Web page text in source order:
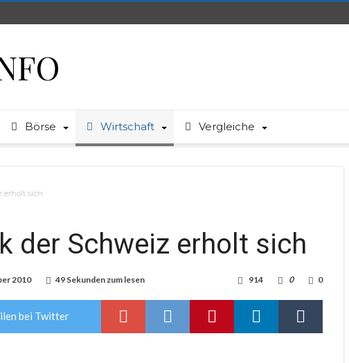
Börse Wirtschaft Vergleiche
erholt sich
der Schweiz erholt sich
2010 49 Sekunden zum lesen 0
0
914
bei Twitter